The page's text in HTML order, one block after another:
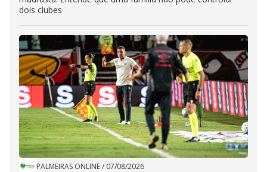
dois clubes
PALMEIRAS ONLINE/ 07/08/2026